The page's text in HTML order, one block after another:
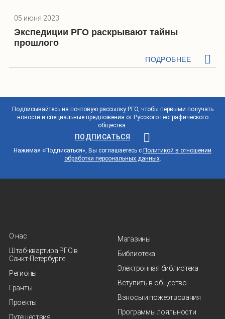
05 июня 2023
Экспедиции РГО раскрывают тайны
прошлого
ПОДРОБНЕЕ
Подписывайтесь на почтовую рассылку РГО, чтобы первыми получать
новости и специальные предложения от Русского географического
общества.
ПОДПИСАТЬСЯ
Нажимая «Подписаться», Вы соглашаетесь с Политикой в отношении
обработки персональных данных.
О нас
Штаб-квартира РГО в
Санкт‑Петербурге
Регионы
Гранты
Проекты
Путешествия
Магазины
Библиотека
Электронная библиотека
Вступить в общество
Взносы и пожертвования
Программы лояльности